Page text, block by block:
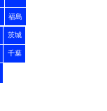
福島
茨城
千葉